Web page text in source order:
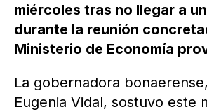
miércoles tras no llegar a
durante la reunión
Ministerio de Economía
La gobernadora
Eugenia Vidal, sostuvo este